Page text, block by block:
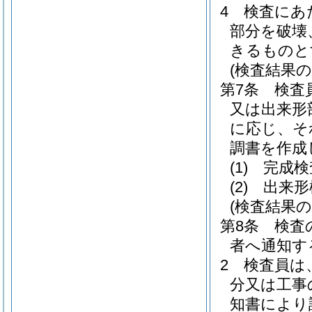
4
検査にあ
部分を破
きるもの
(検査結果
第7条
検査
又は出来
に応じ、
調書を作
(1)
完成
(2)
出来
(検査結果
第8条
検査
者へ通知
2
検査員は
分又は工
知書によ